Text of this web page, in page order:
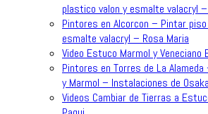
plastico valon y esmalte valacryl
Pintores en Alcorcon – Pintar
esmalte valacryl – Rosa Maria
Video Estuco Marmol y Veneciano
Pintores en Torres de La
y Marmol – Instalaciones de Osaka
Videos Cambiar de Tierras a